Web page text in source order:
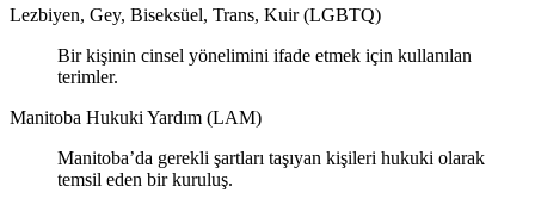
Lezbiyen, Gey, Biseksüel, Trans, Kuir (LGBTQ)
Bir kişinin cinsel yönelimini ifade etmek için kullanılan
terimler.
Manitoba Hukuki Yardım (LAM)
Manitoba’da gerekli şartları taşıyan kişileri hukuki olarak
temsil eden bir kuruluş.